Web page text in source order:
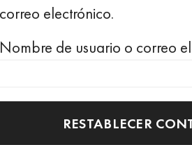
correo electrónico.
Nombre de usuario o correo
RESTABLECER